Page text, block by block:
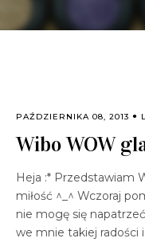
PAŹDZIERNIKA 08, 2013
Wibo WOW
Heja :* Przedstawiam
miłość ^_^ Wczoraj
nie mogę się
we mnie takiej radości